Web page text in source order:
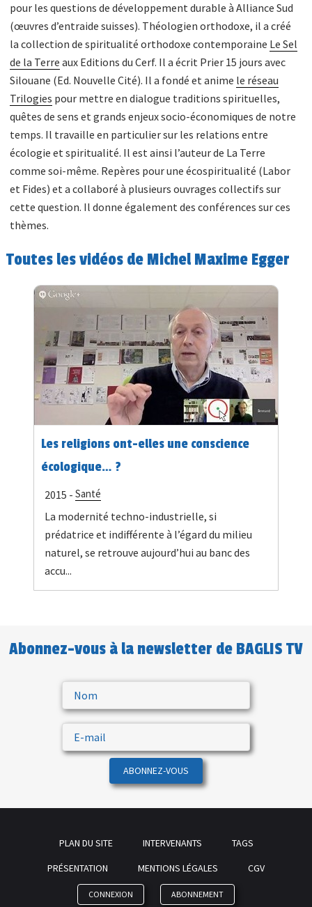
pour les questions de développement durable à Alliance Sud
(œuvres d’entraide suisses). Théologien orthodoxe, il a créé
la collection de spiritualité orthodoxe contemporaine Le Sel
de la Terre aux Editions du Cerf. Il a écrit Prier 15 jours avec
Silouane (Ed. Nouvelle Cité). Il a fondé et anime le réseau
Trilogies pour mettre en dialogue traditions spirituelles,
quêtes de sens et grands enjeux socio-économiques de notre
temps. Il travaille en particulier sur les relations entre
écologie et spiritualité. Il est ainsi l’auteur de La Terre
comme soi-même. Repères pour une écospiritualité (Labor
et Fides) et a collaboré à plusieurs ouvrages collectifs sur
cette question. Il donne également des conférences sur ces
thèmes.
Toutes les vidéos de Michel Maxime Egger
Les religions ont-elles une conscience
écologique… ?
2015 - Santé
La modernité techno-industrielle, si
prédatrice et indifférente à l’égard du milieu
naturel, se retrouve aujourd’hui au banc des
accu...
Abonnez-vous à la newsletter de BAGLIS TV
ABONNEZ-VOUS
PLAN DU SITE INTERVENANTS
TAGS
PRÉSENTATION
MENTIONS LÉGALES CGV
CONNEXION ABONNEMENT